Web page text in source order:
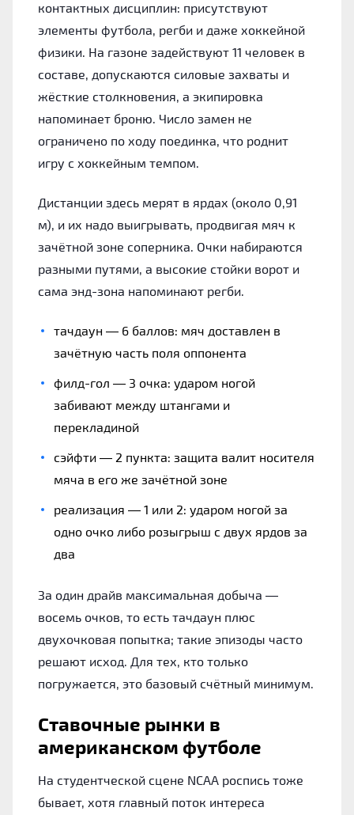
контактных дисциплин: присутствуют
элементы футбола, регби и даже хоккейной
физики. На газоне задействуют 11 человек в
составе, допускаются силовые захваты и
жёсткие столкновения, а экипировка
напоминает броню. Число замен не
ограничено по ходу поединка, что роднит
игру с хоккейным темпом.
Дистанции здесь мерят в ярдах (около 0,91
м), и их надо выигрывать, продвигая мяч к
зачётной зоне соперника. Очки набираются
разными путями, а высокие стойки ворот и
сама энд-зона напоминают регби.
тачдаун — 6 баллов: мяч доставлен в
зачётную часть поля оппонента
филд-гол — 3 очка: ударом ногой
забивают между штангами и
перекладиной
сэйфти — 2 пункта: защита валит носителя
мяча в его же зачётной зоне
реализация — 1 или 2: ударом ногой за
одно очко либо розыгрыш с двух ярдов за
два
За один драйв максимальная добыча —
восемь очков, то есть тачдаун плюс
двухочковая попытка; такие эпизоды часто
решают исход. Для тех, кто только
погружается, это базовый счётный минимум.
Ставочные рынки в
американском футболе
На студентческой сцене NCAA роспись тоже
бывает, хотя главный поток интереса